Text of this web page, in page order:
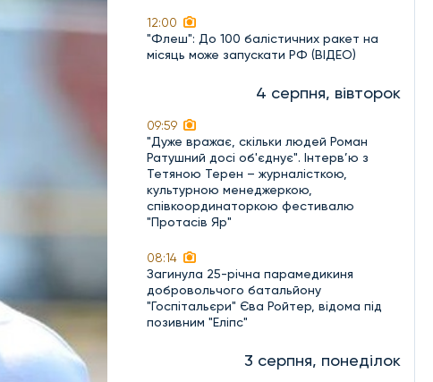
12:00
"Флеш": До 100 балістичних ракет на
місяць може запускати РФ (ВІДЕО)
4 серпня, вівторок
09:59
"Дуже вражає, скільки людей Роман
Ратушний досі об'єднує". Інтерв’ю з
Тетяною Терен – журналісткою,
культурною менеджеркою,
співкоординаторкою фестивалю
"Протасів Яр"
08:14
Загинула 25-річна парамедикиня
добровольчого батальйону
"Госпітальєри" Єва Ройтер, відома під
позивним "Еліпс"
3 серпня, понеділок